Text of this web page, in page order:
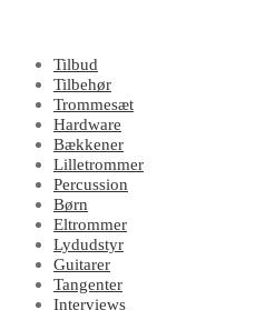
Tilbud
Tilbehør
Trommesæt
Hardware
Bækkener
Lilletrommer
Percussion
Børn
Eltrommer
Lydudstyr
Guitarer
Tangenter
Interviews